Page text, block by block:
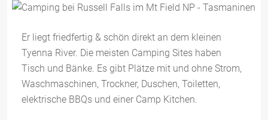
Er liegt friedfertig & schön direkt an dem kleinen
Tyenna River. Die meisten Camping Sites haben
Tisch und Bänke. Es gibt Plätze mit und ohne Strom,
Waschmaschinen, Trockner, Duschen, Toiletten,
elektrische BBQs und einer Camp Kitchen.